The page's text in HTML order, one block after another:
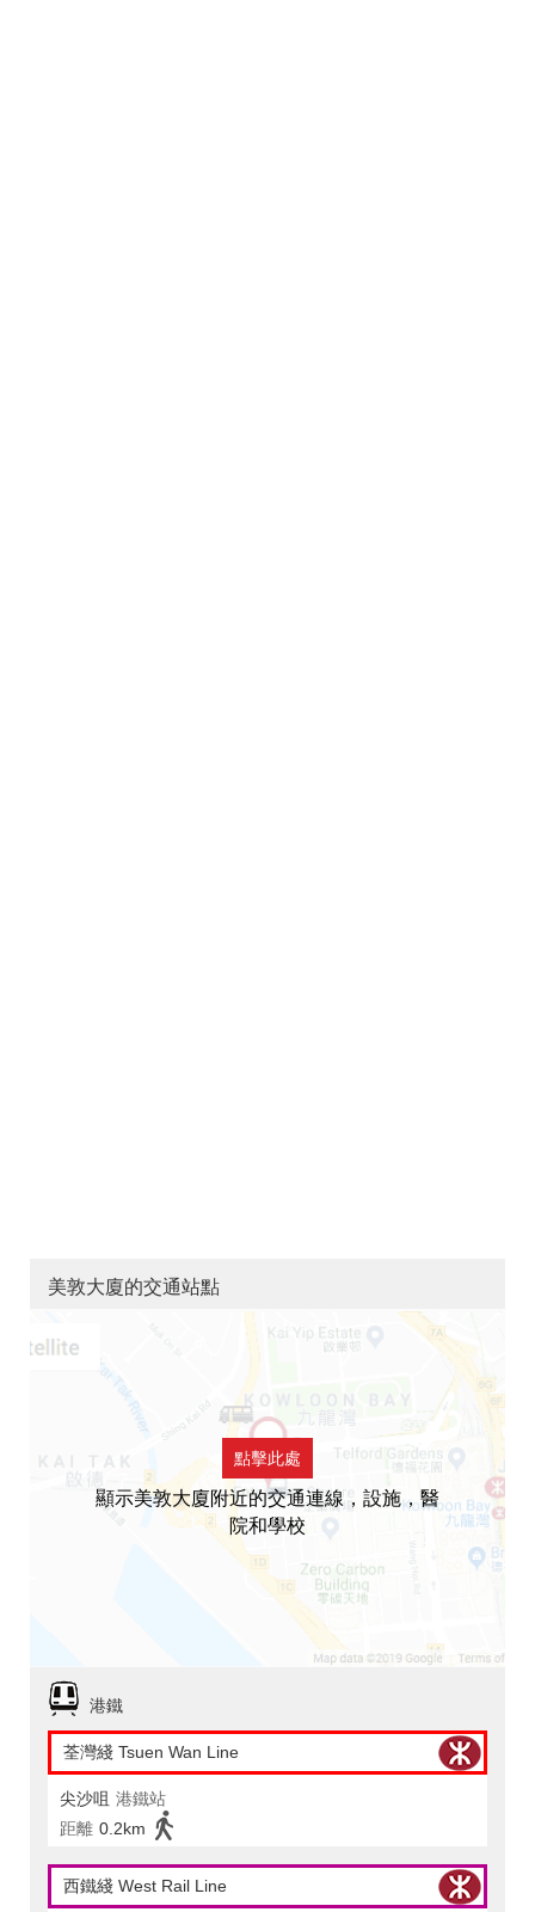
美敦大廈的交通站點
點擊此處
顯示美敦大廈附近的交通連線，設施，醫
院和學校
港鐵
荃灣綫 Tsuen Wan Line
尖沙咀 港鐵站
距離 0.2km
西鐵綫 West Rail Line